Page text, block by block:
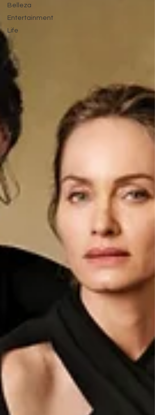
Belleza
Entertainment
Life